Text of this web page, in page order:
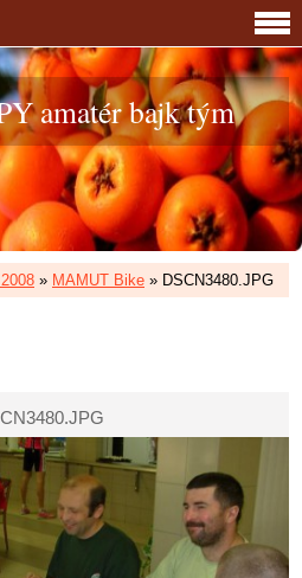
amatér bajk tým
» MAMUT Bike » DSCN3480.JPG